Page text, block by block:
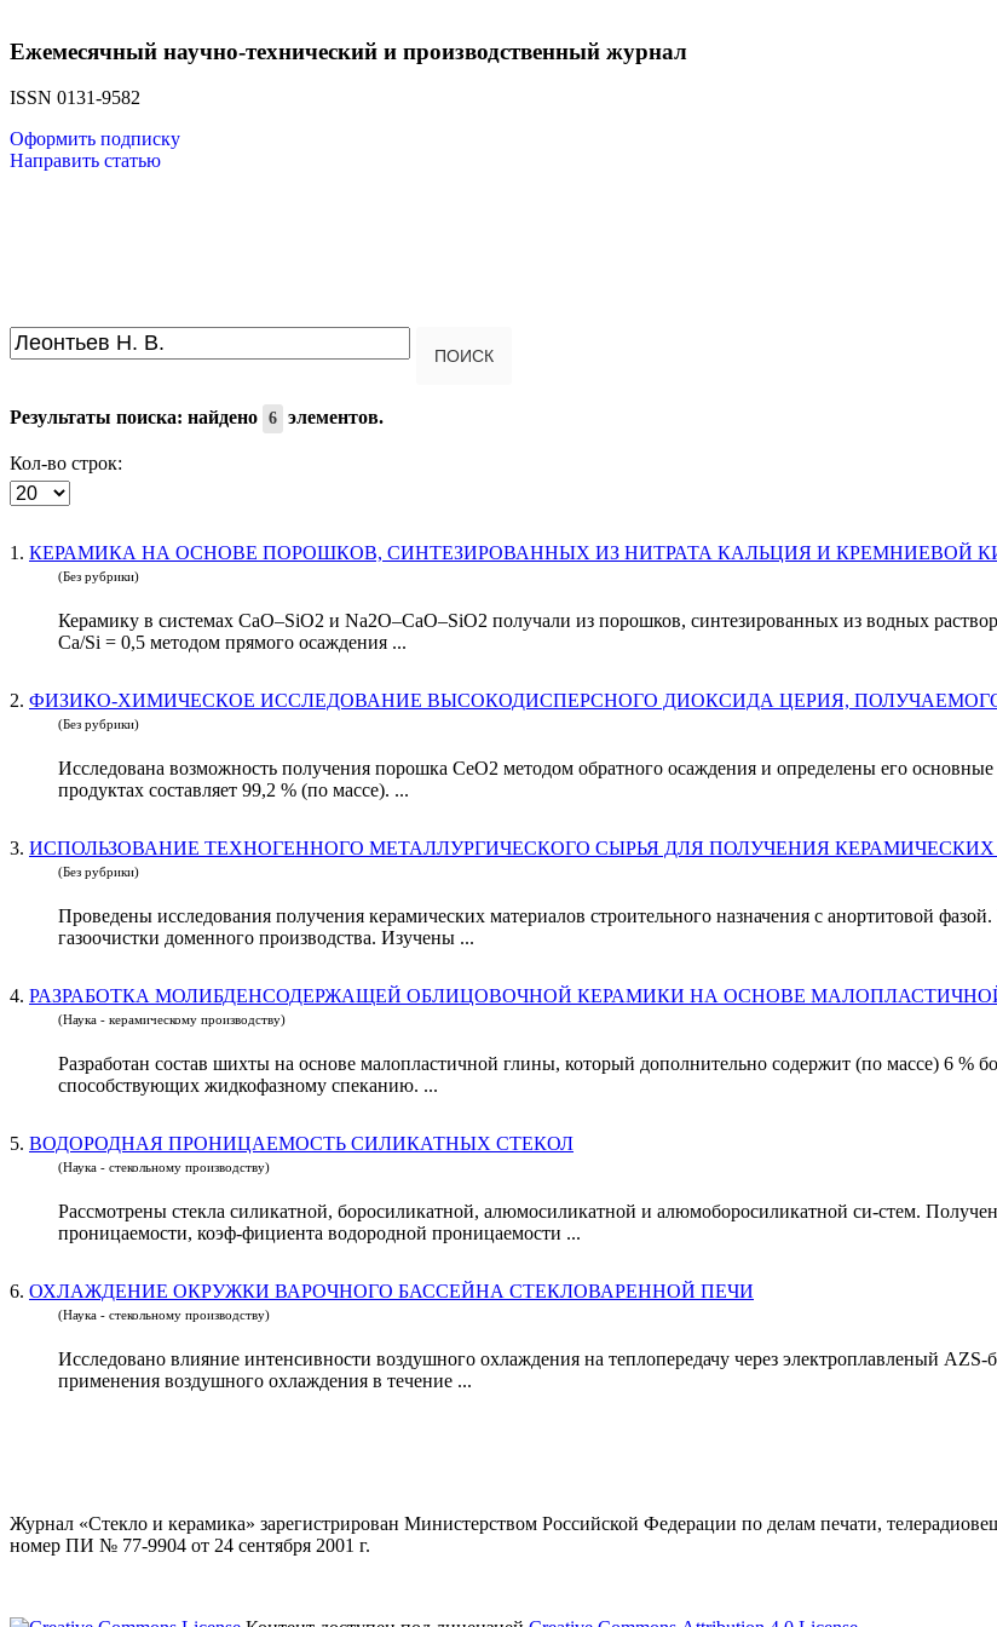
Ежемесячный научно-технический и производственный журнал
ISSN 0131-9582
Оформить подписку
Направить статью
Введите текст для поиска...
ПОИСК
Результаты поиска: найдено 6 элементов.
Кол-во строк:
1. КЕРАМИКА НА ОСНОВЕ ПОРОШКОВ, СИНТЕЗИРОВАННЫХ ИЗ НИТРАТА КАЛЬЦИЯ И
(Без рубрики)
Керамику в системах CaO–SiO2 и Na2O–CaO–SiO2 получали из порошков, синтезированных из водных
Ca/Si = 0,5 методом прямого осаждения ...
2. ФИЗИКО-ХИМИЧЕСКОЕ ИССЛЕДОВАНИЕ ВЫСОКОДИСПЕРСНОГО ДИОКСИДА ЦЕРИЯ,
(Без рубрики)
Исследована возможность получения порошка СeO2 методом обратного осаждения и определены его
продуктах составляет 99,2 % (по массе). ...
3. ИСПОЛЬЗОВАНИЕ ТЕХНОГЕННОГО МЕТАЛЛУРГИЧЕСКОГО СЫРЬЯ ДЛЯ ПОЛУЧЕНИЯ
(Без рубрики)
Проведены исследования получения керамических материалов строительного назначения с анортитовой
газоочистки доменного производства. Изучены ...
4. РАЗРАБОТКА МОЛИБДЕНСОДЕРЖАЩЕЙ ОБЛИЦОВОЧНОЙ КЕРАМИКИ НА ОСНОВЕ
(Наука - керамическому производству)
Разработан состав шихты на основе малопластичной глины, который дополнительно содержит (по массе) 6 %
способствующих жидкофазному спеканию. ...
5. ВОДОРОДНАЯ ПРОНИЦАЕМОСТЬ СИЛИКАТНЫХ СТЕКОЛ
(Наука - стекольному производству)
Рассмотрены стекла силикатной, боросиликатной, алюмосиликатной и алюмоборосиликатной си-стем.
проницаемости, коэф-фициента водородной проницаемости ...
6. ОХЛАЖДЕНИЕ ОКРУЖКИ ВАРОЧНОГО БАССЕЙНА СТЕКЛОВАРЕННОЙ ПЕЧИ
(Наука - стекольному производству)
Исследовано влияние интенсивности воздушного охлаждения на теплопередачу через электроплавленый AZS-
применения воздушного охлаждения в течение ...
Журнал «Стекло и керамика» зарегистрирован Министерством Российской Федерации по делам печати,
номер ПИ № 77-9904 от 24 сентября 2001 г.